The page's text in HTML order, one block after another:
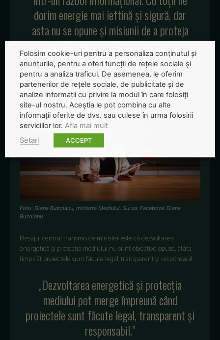
dorim energie mai ieftină și sigură, dar
asta nu se opune și misiunii de a proteja
resursele naturale limitate pe care le
avem.”
Foto: Diana Buzoianu, ministra Mediului. Sursa: Facebook Diana
Buzoianu.
Mesajul central transmis de minister este că dezvoltarea
energetică și protecția mediului nu sunt obiective opuse, atâta
timp cât proiectele sunt făcute legal, transparent și responsabil.
„Dezvoltarea energetică și protecția
mediului pot merge împreună când
proiectele sunt făcute legal, transparent și
responsabil.”
Folosim cookie-uri pentru a personaliza conținutul și
anunțurile, pentru a oferi funcții de rețele sociale și
pentru a analiza traficul. De asemenea, le oferim
partenerilor de rețele sociale, de publicitate și de
analize informații cu privire la modul în care folosiți
site-ul nostru. Aceștia le pot combina cu alte
informații oferite de dvs. sau culese în urma folosirii
serviciilor lor. Afla mai mult
Setari
ACCEPT